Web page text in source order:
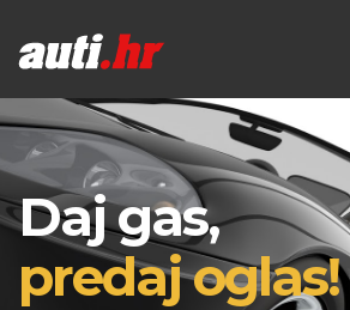
Daj gas,
predaj oglas!